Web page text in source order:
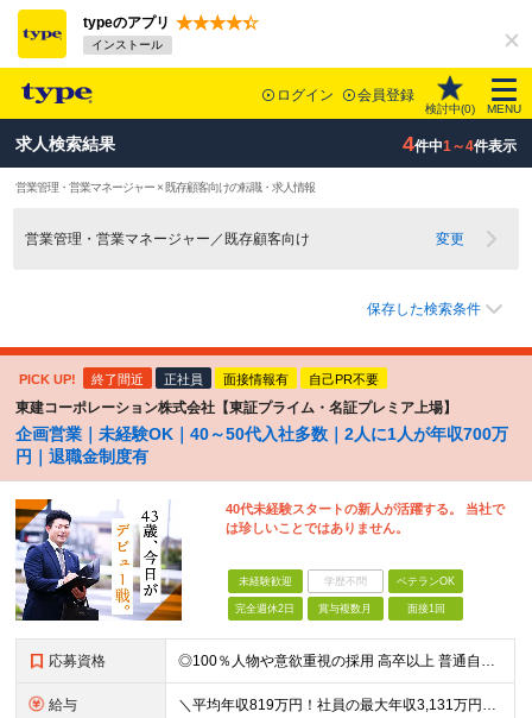
typeのアプリ
インストール
ログイン 会員登録
検討中(0) MENU
求人検索結果 4件中1～4件表示
営業管理・営業マネージャー × 既存顧客向けの転職・求人情報
営業管理・営業マネージャー／既存顧客向け 変更
保存した検索条件
PICK UP! 終了間近 正社員 面接情報有 自己PR不要
東建コーポレーション株式会社【東証プライム・名証プレミア上場】
企画営業｜未経験OK｜40～50代入社多数｜2人に1人が年収700万
円｜退職金制度有
40代未経験スタートの新人が活躍する。 当社で
は珍しいことではありません。
未経験歓迎 学歴不問 ベテランOK
完全週休2日 賞与複数月 面接1回
応募資格 ◎100％人物や意欲重視の採用 高卒以上 普通自動車第一種運転免許取得者（AT限定可） ★職歴は全く問いません！ 前向きにコツコツと向き合える方であれば結果がついてくるお仕事です。 現職・無職、正社
給与 ＼平均年収819万円！社員の最大年収3,131万円／ ＼2人に1人が年収700万円以上／ ＼5人に1人が年収1,000万円以上！／ 固定給だけで、年収524万円も可能！ インセンティブだけでなく固定給